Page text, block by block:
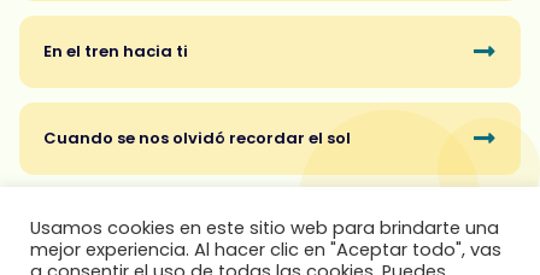
En el tren hacia ti
Cuando se nos olvidó recordar el sol
Usamos cookies en este sitio web para brindarte una
mejor experiencia. Al hacer clic en "Aceptar todo", vas